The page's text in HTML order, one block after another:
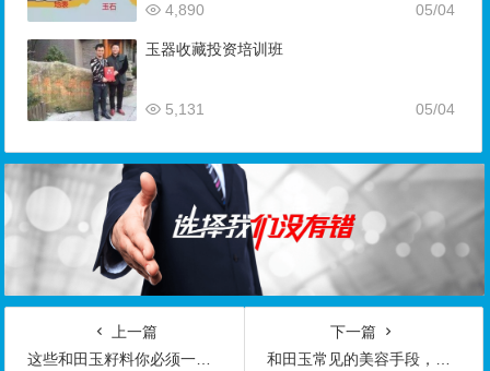
05/04
4,890
玉器收藏投资培训班
05/04
5,131
上一篇
这些和田玉籽料你必须一眼看出，多出好肉
下一篇
和田玉常见的美容手段，不知道你能不能接受呢？